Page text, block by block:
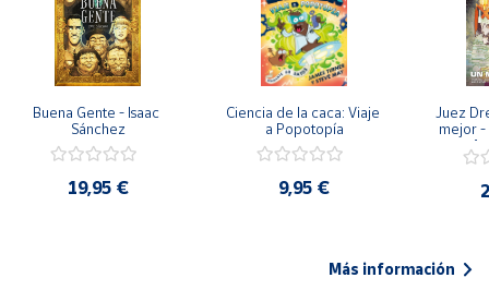
Buena Gente - Isaac
Sánchez
19,95 €
Ciencia de la caca: Viaje
a Popotopía
9,95 €
Juez
mejor -
Más información